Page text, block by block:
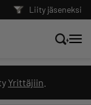
Liity jäseneksi
Yrittäjiin